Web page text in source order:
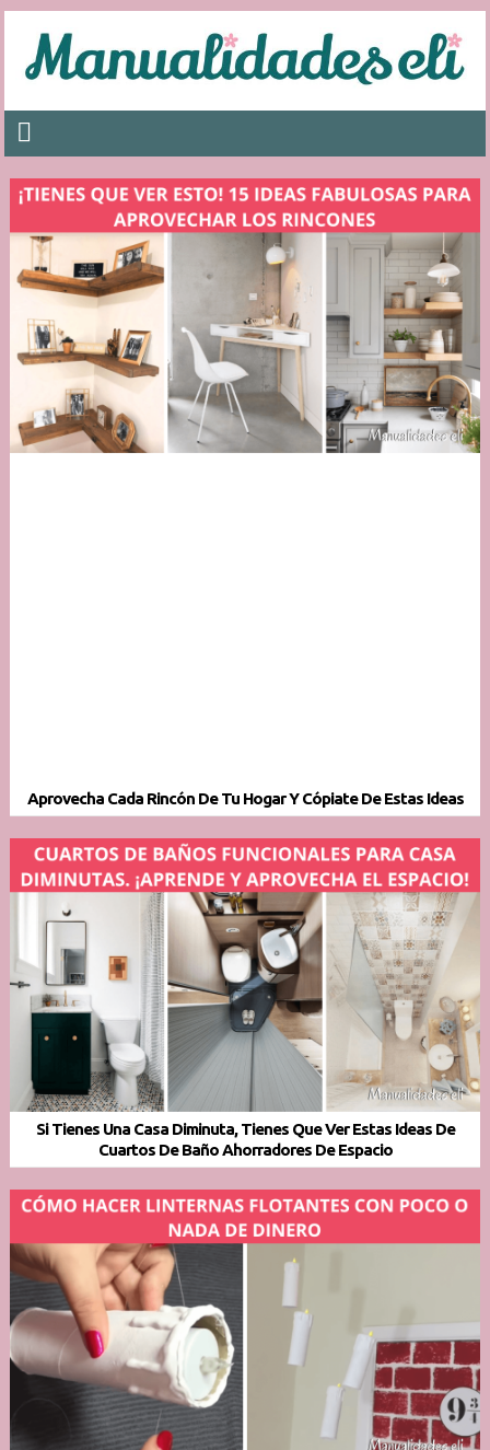
Aprovecha Cada Rincón De Tu Hogar Y Cópiate De Estas Ideas
Si Tienes Una Casa Diminuta, Tienes Que Ver Estas Ideas De
Cuartos De Baño Ahorradores De Espacio